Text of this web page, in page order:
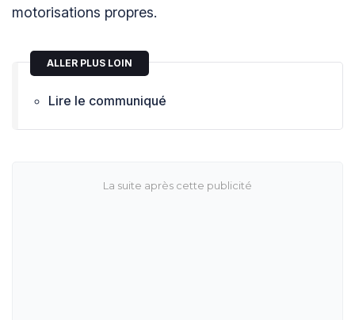
motorisations propres.
ALLER PLUS LOIN
Lire le communiqué